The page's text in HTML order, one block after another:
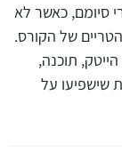
סיומם, כאשר לא
של הקורס.
תוכנה,
שישפיעו על